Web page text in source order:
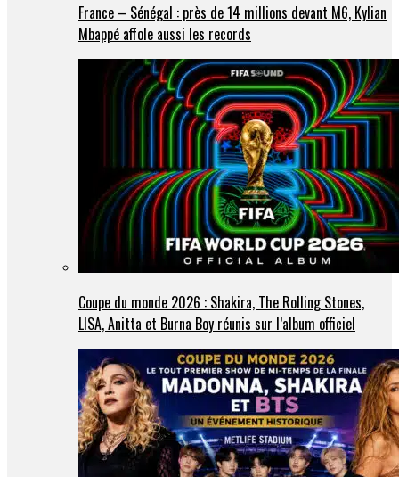
France – Sénégal : près de 14 millions devant M6, Kylian
Mbappé affole aussi les records
Coupe du monde 2026 : Shakira, The Rolling Stones,
LISA, Anitta et Burna Boy réunis sur l’album officiel